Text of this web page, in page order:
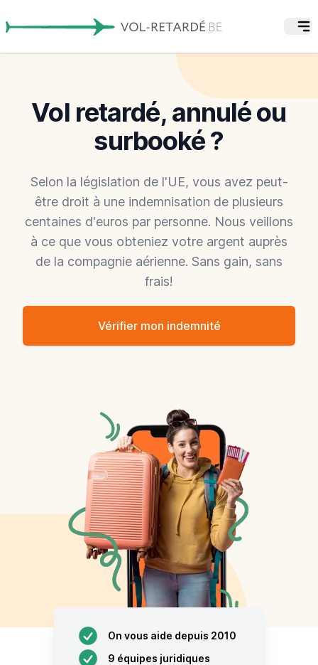
Vol retardé, annulé ou
surbooké ?
Selon la législation de l'UE, vous avez peut-
être droit à une indemnisation de plusieurs
centaines d'euros par personne. Nous veillons
à ce que vous obteniez votre argent auprès
de la compagnie aérienne. Sans gain, sans
frais!
Vérifier mon indemnité
On vous aide depuis 2010
9 équipes juridiques